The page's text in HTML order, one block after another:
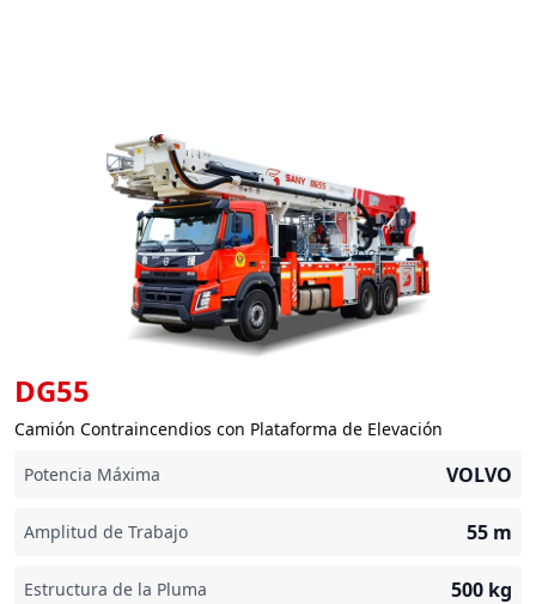
DG55
Camión Contraincendios con Plataforma de Elevación
Potencia Máxima
VOLVO
Amplitud de Trabajo 55 m
Estructura de la Pluma 500 kg